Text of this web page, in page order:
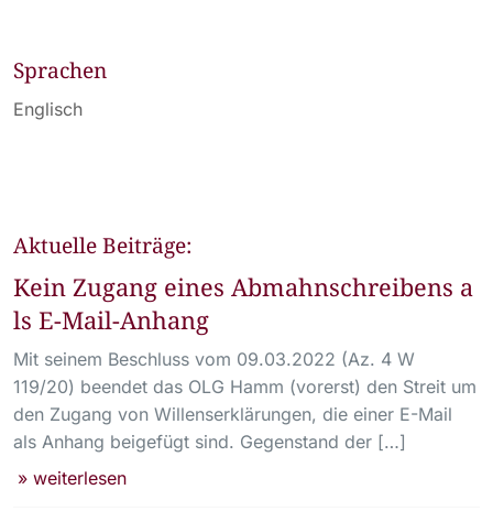
Sprachen
Englisch
Aktuelle Beiträge:
Kein Zugang eines Abmahnschreibens a
ls E-Mail-Anhang
Mit seinem Beschluss vom 09.03.2022 (Az. 4 W
119/20) beendet das OLG Hamm (vorerst) den Streit um
den Zugang von Willenserklärungen, die einer E-Mail
als Anhang beigefügt sind. Gegenstand der […]
» weiterlesen